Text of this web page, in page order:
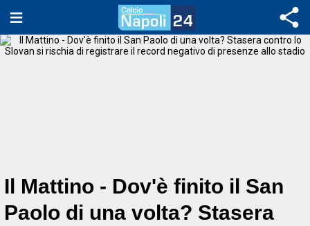
Il Mattino - Dov'è finito il San
Paolo di una volta? Stasera